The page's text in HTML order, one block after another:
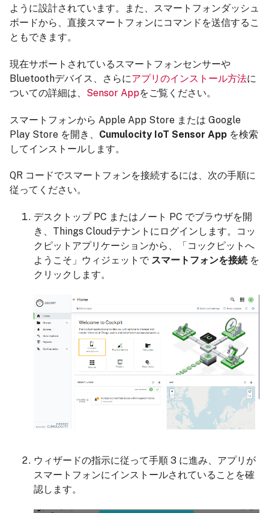
ように設計されています。また、スマートフォンダッシュ
ボードから、直接スマートフォンにコマンドを送信するこ
ともできます。
現在サポートされているスマートフォンセンサーや
Bluetoothデバイス、さらにアプリのインストール方法に
ついての詳細は、 Sensor Appをご覧ください。
スマートフォンから Apple App Store または Google
Play Store を開き、 Cumulocity IoT Sensor App を検索
してインストールします。
QR コードでスマートフォンを接続するには、次の手順に
従ってください。
デスクトップ PC またはノート PC でブラウザを開
き、Things Cloudテナントにログインします。コッ
クピットアプリケーションから、「コックピットへ
ようこそ」ウィジェットで スマートフォンを接続 を
クリックします。
ウィザードの指示に従って手順 3 に進み、アプリが
スマートフォンにインストールされていることを確
認します。